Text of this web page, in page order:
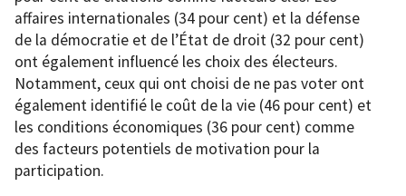
affaires internationales (34 pour cent) et la défense
de la démocratie et de l’État de droit (32 pour cent)
ont également influencé les choix des électeurs.
Notamment, ceux qui ont choisi de ne pas voter ont
également identifié le coût de la vie (46 pour cent) et
les conditions économiques (36 pour cent) comme
des facteurs potentiels de motivation pour la
participation.